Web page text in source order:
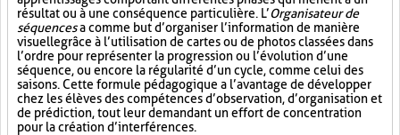
résultat ou à une conséquence particulière. L’Organisateur de
séquencesa comme but d’organiser l’information de manière
visuellegrâce à l’utilisation de cartes ou de photos classées dans
l’ordre pour représenter la progression ou l’évolution d’une
séquence, ou encore la régularité d’un cycle, comme celui des
saisons. Cette formule pédagogique a l’avantage de développer
chez les élèves des compétences d’observation, d’organisation et
de prédiction, tout leur demandant un effort de concentration
pour la création d’interférences.